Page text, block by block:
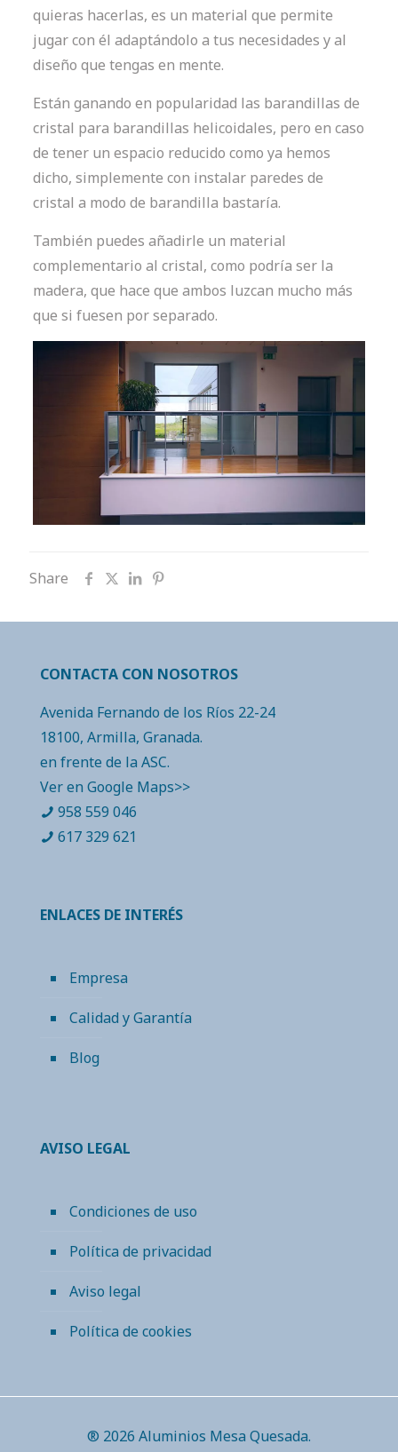
quieras hacerlas, es un material que permite
jugar con él adaptándolo a tus necesidades y al
diseño que tengas en mente.
Están ganando en popularidad las barandillas de
cristal para barandillas helicoidales, pero en caso
de tener un espacio reducido como ya hemos
dicho, simplemente con instalar paredes de
cristal a modo de barandilla bastaría.
También puedes añadirle un material
complementario al cristal, como podría ser la
madera, que hace que ambos luzcan mucho más
que si fuesen por separado.
Share
CONTACTA CON NOSOTROS
Avenida Fernando de los Ríos 22-24
18100, Armilla, Granada.
en frente de la ASC.
Ver en Google Maps>>
958 559 046
617 329 621
ENLACES DE INTERÉS
Empresa
Calidad y Garantía
Blog
AVISO LEGAL
Condiciones de uso
Política de privacidad
Aviso legal
Política de cookies
® 2026 Aluminios Mesa Quesada.